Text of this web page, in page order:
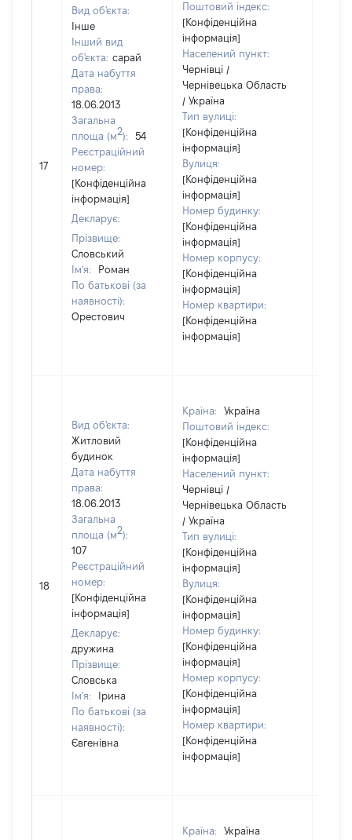
17
Вид об'єкта:
Інше
Інший вид
об'єкта: сарай
Дата набуття
права:
18.06.2013
Загальна
площа (м2):
54
Реєстраційний
номер:
[Конфіденційна
інформація]
Декларує:
Прізвище:
Словський
Ім'я:
Роман
По батькові (за
наявності):
Орестович
Поштовий індекс:
[Конфіденційна
інформація]
Населений пункт:
Чернівці /
Чернівецька Область
/ Україна
Тип вулиці:
[Конфіденційна
інформація]
Вулиця:
[Конфіденційна
інформація]
Номер будинку:
[Конфіденційна
інформація]
Номер корпусу:
[Конфіденційна
інформація]
Номер квартири:
[Конфіденційна
інформація]
18
Вид об'єкта:
Житловий
будинок
Дата набуття
права:
18.06.2013
Загальна
площа (м2):
107
Реєстраційний
номер:
[Конфіденційна
інформація]
Декларує:
дружина
Прізвище:
Словська
Ім'я:
Ірина
По батькові (за
наявності):
Євгенівна
Країна:
Україна
Поштовий індекс:
[Конфіденційна
інформація]
Населений пункт:
Чернівці /
Чернівецька Область
/ Україна
Тип вулиці:
[Конфіденційна
інформація]
Вулиця:
[Конфіденційна
інформація]
Номер будинку:
[Конфіденційна
інформація]
Номер корпусу:
[Конфіденційна
інформація]
Номер квартири:
[Конфіденційна
інформація]
Країна:
Україна